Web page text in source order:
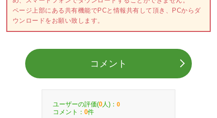
ページ上部にある共有機能でPCと情報共有して頂き、PCからダ
ウンロードをお願い致します。
コメント
ユーザーの評価(0 人)： 0
コメント： 0件